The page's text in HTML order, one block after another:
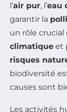
l’air pur, l’eau
garantir la
un rôle
climatique et
risques
biodiversité
causes sont
Les activités